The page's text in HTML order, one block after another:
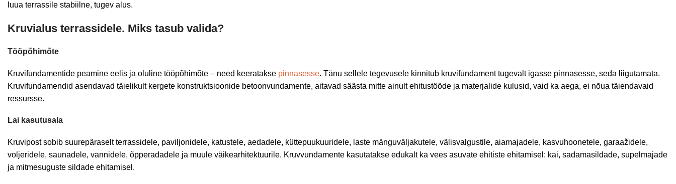
luua terrassile stabiilne, tugev alus.
Kruvialus terrassidele. Miks tasub valida?
Tööpõhimõte
Kruvifundamentide peamine eelis ja oluline tööpõhimõte – need keeratakse pinnasesse. Tänu sellele tegevusele kinnitub kruvifundament tugevalt igasse pinnasesse, seda liigutamata.
Kruvifundamendid asendavad täielikult kergete konstruktsioonide betoonvundamente, aitavad säästa mitte ainult ehitustööde ja materjalide kulusid, vaid ka aega, ei nõua täiendavaid
ressursse.
Lai kasutusala
Kruvipost sobib suurepäraselt terrassidele, paviljonidele, katustele, aedadele, küttepuukuuridele, laste mänguväljakutele, välisvalgustile, aiamajadele, kasvuhoonetele, garaažidele,
voljeridele, saunadele, vannidele, õpperadadele ja muule väikearhitektuurile. Kruvvundamente kasutatakse edukalt ka vees asuvate ehitiste ehitamisel: kai, sadamasildade, supelmajade
ja mitmesuguste sildade ehitamisel.